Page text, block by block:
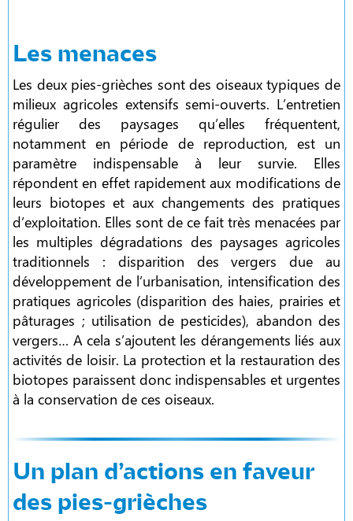
Les menaces
Les deux pies-grièches sont des oiseaux typiques de
milieux agricoles extensifs semi-ouverts. L’entretien
régulier des paysages qu’elles fréquentent,
notamment en période de reproduction, est un
paramètre indispensable à leur survie. Elles
répondent en effet rapidement aux modifications de
leurs biotopes et aux changements des pratiques
d’exploitation. Elles sont de ce fait très menacées par
les multiples dégradations des paysages agricoles
traditionnels : disparition des vergers due au
développement de l’urbanisation, intensification des
pratiques agricoles (disparition des haies, prairies et
pâturages ; utilisation de pesticides), abandon des
vergers… A cela s’ajoutent les dérangements liés aux
activités de loisir. La protection et la restauration des
biotopes paraissent donc indispensables et urgentes
à la conservation de ces oiseaux.
Un plan d’actions en faveur
des pies-grièches